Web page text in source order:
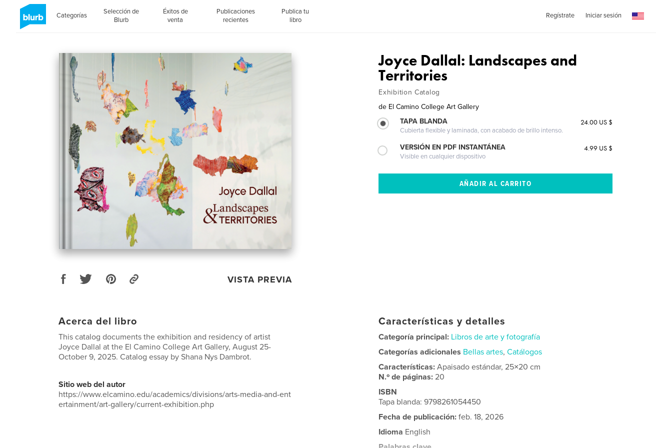
Categorías
Selección de
Blurb
Éxitos de
venta
Publicaciones
recientes
Publica tu
libro
Regístrate Iniciar sesión
VISTA PREVIA
Joyce Dallal: Landscapes and
Territories
Exhibition Catalog
de El Camino College Art Gallery
TAPA BLANDA
Cubierta flexible y laminada, con acabado de brillo intenso.
24.00 US $
VERSIÓN EN PDF INSTANTÁNEA
Visible en cualquier dispositivo
4.99 US $
Acerca del libro
This catalog documents the exhibition and residency of artist
Joyce Dallal at the El Camino College Art Gallery, August 25-
October 9, 2025. Catalog essay by Shana Nys Dambrot.
Sitio web del autor
https://www.elcamino.edu/academics/divisions/arts-media-and-ent
ertainment/art-gallery/current-exhibition.php
Características y detalles
Categoría principal: Libros de arte y fotografía
Categorías adicionales Bellas artes,Catálogos
Características:Apaisado estándar, 25×20 cm
N.º de páginas:20
ISBN
Tapa blanda: 9798261054450
Fecha de publicación: feb. 18, 2026
Idioma English